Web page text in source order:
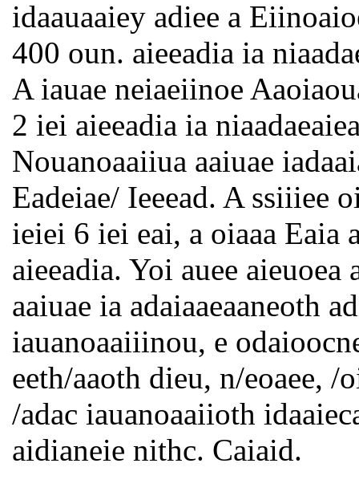
idaauaaiey adiee a
400 oun. aieeadia ia
A iauae neiaeiinoe
2 iei aieeadia ia
Nouanoaaiiua aaiuae
Eadeiae/ Ieeead. A ssiiiee
ieiei 6 iei eai, a oiaaa Eaia
aieeadia. Yoi auee
aaiuae ia adaiaaeaaneoth
iauanoaaiiinou, e
eeth/aaoth dieu, n/eoaee, /
/adac iauanoaaiioth
aidianeie nithc. Caiaid.